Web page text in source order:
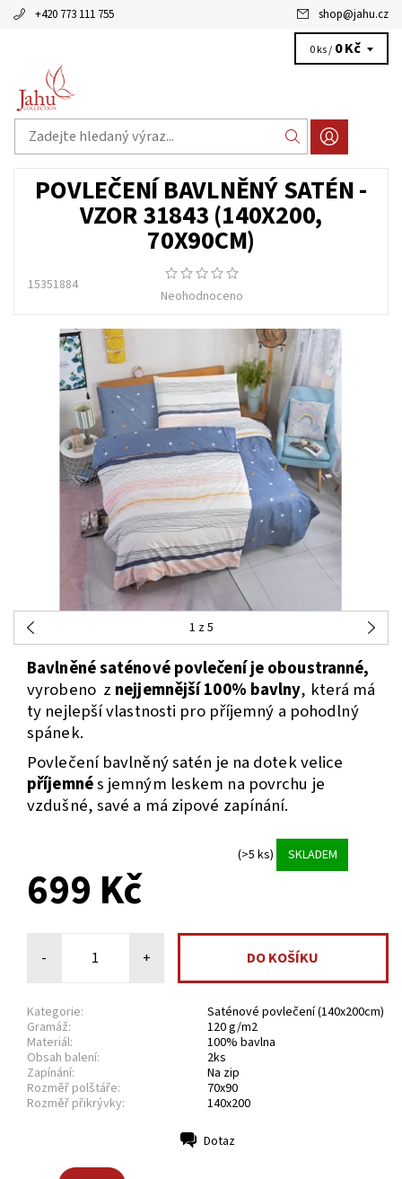
+420 773 111 755 shop@jahu.cz
0 ks / 0 Kč
POVLEČENÍ BAVLNĚNÝ SATÉN -
VZOR 31843 (140X200,
70X90CM)
15351884
Neohodnoceno
1 z 5
Bavlněné saténové povlečení je oboustranné,
vyrobeno z nejjemnější 100% bavlny, která má
ty nejlepší vlastnosti pro příjemný a pohodlný
spánek.
Povlečení bavlněný satén je na dotek velice
příjemnés jemným leskem na povrchu je
vzdušné, savé a má zipové zapínání.
(>5 ks) SKLADEM
699 Kč
- +
Kategorie:
Saténové povlečení (140x200cm)
Gramáž:
120 g/m2
Materiál:
100% bavlna
Obsah balení:
2ks
Zapínání:
Na zip
Rozměř polštáře:
70x90
Rozměř přikrývky:
140x200
Dotaz